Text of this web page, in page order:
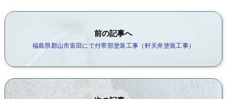
前の記事へ
福島県郡山市富田にて付帯部塗装工事（軒天井塗装工事）